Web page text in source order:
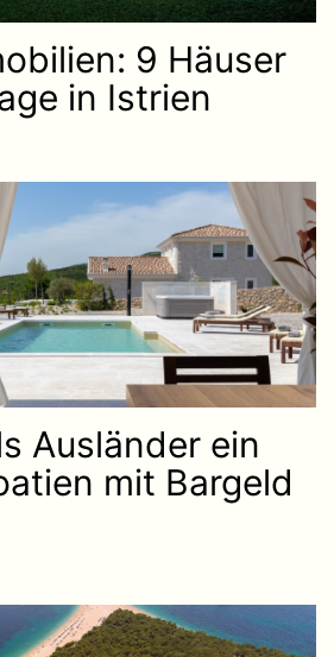
9 Häuser
in Istrien
Ausländer ein
mit Bargeld